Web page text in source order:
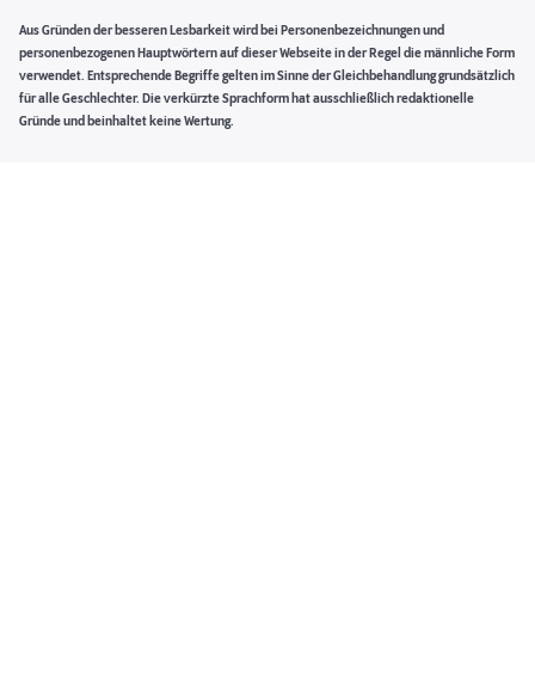
Aus Gründen der besseren Lesbarkeit wird bei Personenbezeichnungen und
personenbezogenen Hauptwörtern auf dieser Webseite in der Regel die männliche Form
verwendet. Entsprechende Begriffe gelten im Sinne der Gleichbehandlung grundsätzlich
für alle Geschlechter. Die verkürzte Sprachform hat ausschließlich redaktionelle
Gründe und beinhaltet keine Wertung.